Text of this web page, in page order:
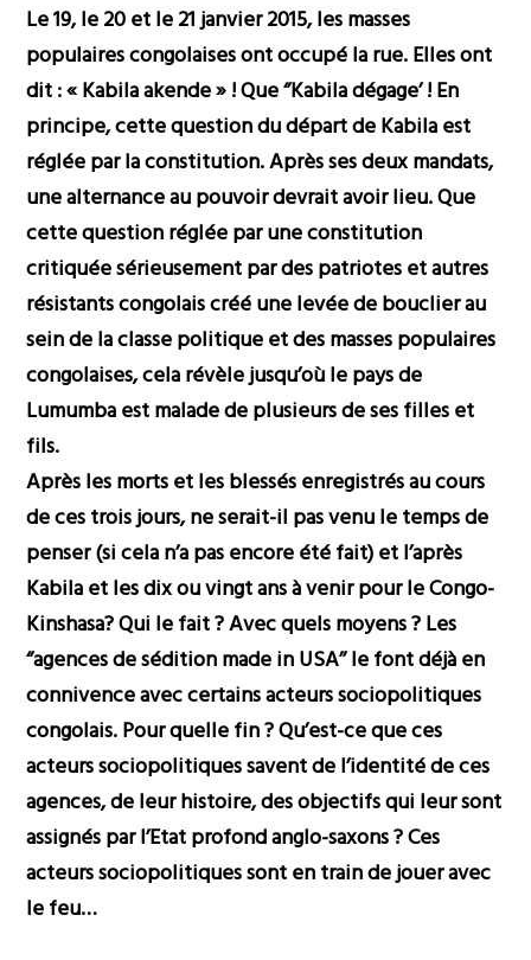
Le 19, le 20 et le 21 janvier 2015, les masses
populaires congolaises ont occupé la rue. Elles ont
dit : « Kabila akende » ! Que ‘’Kabila dégage’ ! En
principe, cette question du départ de Kabila est
réglée par la constitution. Après ses deux mandats,
une alternance au pouvoir devrait avoir lieu. Que
cette question réglée par une constitution
critiquée sérieusement par des patriotes et autres
résistants congolais créé une levée de bouclier au
sein de la classe politique et des masses populaires
congolaises, cela révèle jusqu’où le pays de
Lumumba est malade de plusieurs de ses filles et
fils.
Après les morts et les blessés enregistrés au cours
de ces trois jours, ne serait-il pas venu le temps de
penser (si cela n’a pas encore été fait) et l’après
Kabila et les dix ou vingt ans à venir pour le Congo-
Kinshasa? Qui le fait ? Avec quels moyens ? Les
‘’agences de sédition made in USA’’ le font déjà en
connivence avec certains acteurs sociopolitiques
congolais. Pour quelle fin ? Qu’est-ce que ces
acteurs sociopolitiques savent de l’identité de ces
agences, de leur histoire, des objectifs qui leur sont
assignés par l’Etat profond anglo-saxons ? Ces
acteurs sociopolitiques sont en train de jouer avec
le feu…